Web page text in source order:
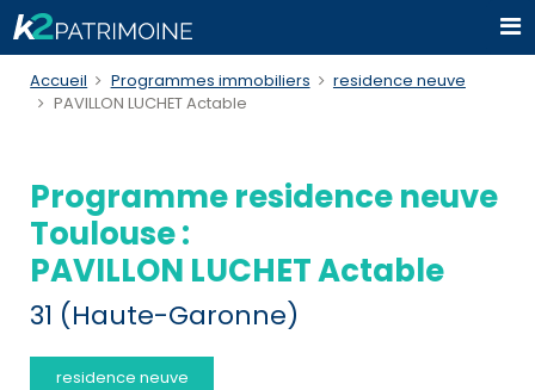
Accueil Programmes immobiliers
residence neuve
PAVILLON LUCHET Actable
Programme residence neuve
Toulouse :
PAVILLON LUCHET Actable
31 (Haute-Garonne)
residence neuve